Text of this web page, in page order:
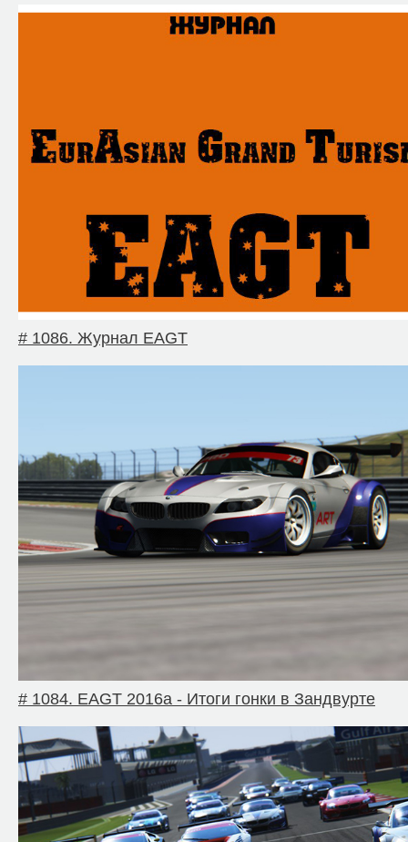
# 1086. Журнал EAGT
# 1084. EAGT 2016a - Итоги гонки в Зандвурте